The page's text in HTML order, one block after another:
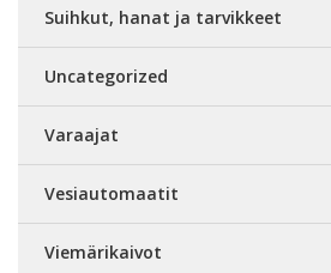
Suihkut, hanat ja tarvikkeet
Uncategorized
Varaajat
Vesiautomaatit
Viemärikaivot